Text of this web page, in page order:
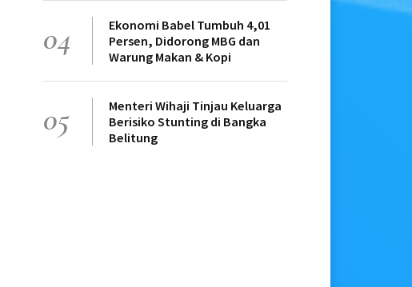
04
Ekonomi Babel Tumbuh 4,01
Persen, Didorong MBG dan
Warung Makan & Kopi
05
Menteri Wihaji Tinjau Keluarga
Berisiko Stunting di Bangka
Belitung